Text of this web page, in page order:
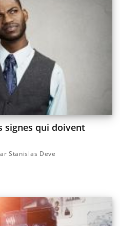
signes qui doivent
Stanislas Deve